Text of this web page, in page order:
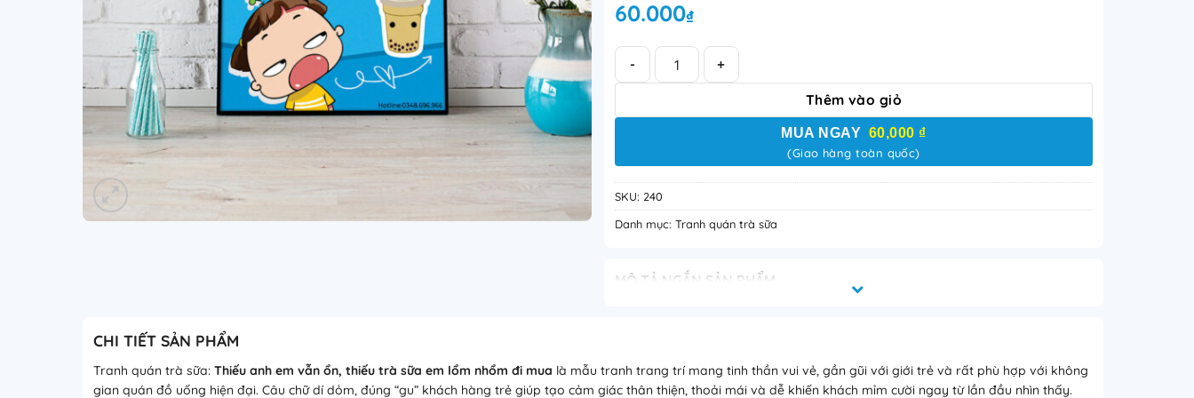
60.000₫
Thiếu anh em vẫn ổn, thiếu trà sữa em lổm nhổm đi mua số lượng
Thêm vào giỏ
MUA NGAY 60,000 ₫
(Giao hàng toàn quốc)
SKU: 240
Danh mục: Tranh quán trà sữa
MÔ TẢ NGẮN SẢN PHẨM
CHI TIẾT SẢN PHẨM
Tranh quán trà sữa: Thiếu anh em vẫn ổn, thiếu trà sữa em lổm nhổm đi mua là mẫu tranh trang trí mang tinh thần vui vẻ, gần gũi với giới trẻ và rất phù hợp với không
gian quán đồ uống hiện đại. Câu chữ dí dỏm, đúng “gu” khách hàng trẻ giúp tạo cảm giác thân thiện, thoải mái và dễ khiến khách mỉm cười ngay từ lần đầu nhìn thấy.